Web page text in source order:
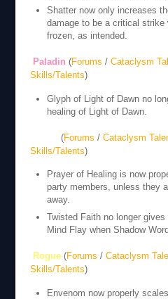
Shatter now only increases
damage to be a critical
frozen, as intended.
Paladin (Forums / Cataclysm
Skills/Talents)
Glyph of Light of Dawn no
healing of Light of Dawn.
(Forums / Cataclysm
Skills/Talents)
Prayer of Healing is now
party members, unless they
away.
Twisted Faith no longer
Mind Flay when Shadow
Rogue(Forums / Cataclysm
Skills/Talents)
Envenom now properly